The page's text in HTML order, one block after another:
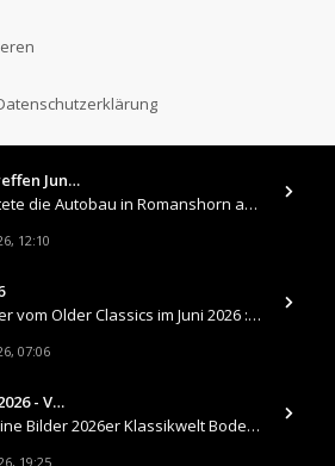
Jun…
Hallo , Im Juni veranstaltete die Autobau in Romanshorn auf ihrem Gelände ein kleines Youngtimertreffen : https://up.
12:10
​Hallo , Hier sind die Bilder vom Older Classics im Juni 2026 : https://up.picr.de/51155940wd.jpg https://up.pic
07:06
- V…
Hallo , Hier sind nun meine Bilder 2026er Klassikwelt Bodensee 😀 https://up.picr.de/51125547rb.jpg https://up.pi
19:25